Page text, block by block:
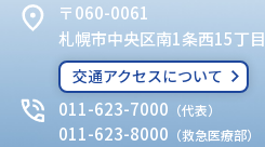
〒060-0061
札幌市中央区南1条西15丁目
交通アクセスについて
011-623-7000 （代表）
011-623-8000 （救急医療部）